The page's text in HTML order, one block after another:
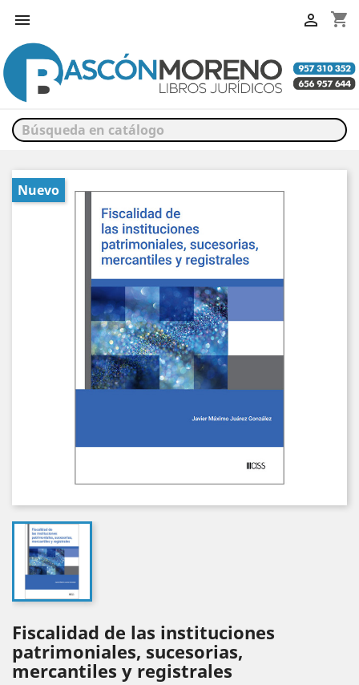
 shopping_cart

Nuevo
Fiscalidad de las instituciones
patrimoniales, sucesorias,
mercantiles y registrales